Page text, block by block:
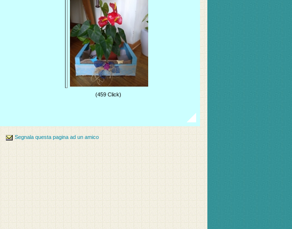
(459 Click)
Segnala questa pagina ad un amico